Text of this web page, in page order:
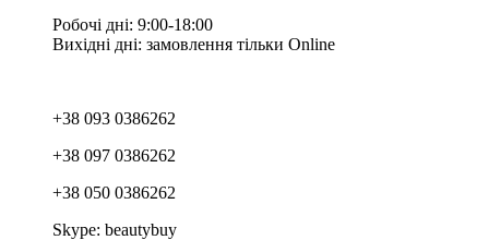
Робочі дні: 9:00-18:00
Вихідні дні: замовлення тільки Online
+38 093 0386262
+38 097 0386262
+38 050 0386262
Skype: beautybuy